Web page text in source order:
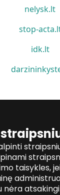
nelysk.lt
stop-
idk.lt
taisykles,
nėra